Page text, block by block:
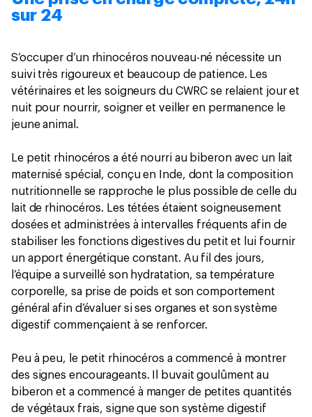
sur 24
S’occuper d’un rhinocéros nouveau-né nécessite un
suivi très rigoureux et beaucoup de patience. Les
vétérinaires et les soigneurs du CWRC se relaient jour et
nuit pour nourrir, soigner et veiller en permanence le
jeune animal.
Le petit rhinocéros a été nourri au biberon avec un lait
maternisé spécial, conçu en Inde, dont la composition
nutritionnelle se rapproche le plus possible de celle du
lait de rhinocéros. Les tétées étaient soigneusement
dosées et administrées à intervalles fréquents afin de
stabiliser les fonctions digestives du petit et lui fournir
un apport énergétique constant. Au fil des jours,
l’équipe a surveillé son hydratation, sa température
corporelle, sa prise de poids et son comportement
général afin d’évaluer si ses organes et son système
digestif commençaient à se renforcer.
Peu à peu, le petit rhinocéros a commencé à montrer
des signes encourageants. Il buvait goulûment au
biberon et a commencé à manger de petites quantités
de végétaux frais, signe que son système digestif